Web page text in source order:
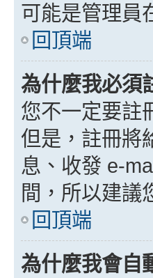
可能是管理員
回頂端
為什麼我必須
您不一定要註
但是，註冊將
息、收發 e-
間，所以建議
回頂端
為什麼我會自